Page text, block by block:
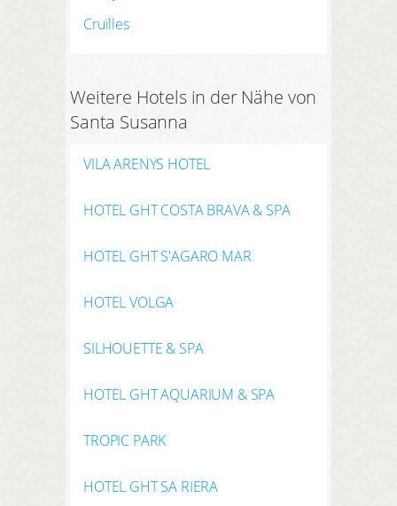
Cruïlles
Weitere Hotels in der Nähe von
Santa Susanna
VILA ARENYS HOTEL
HOTEL GHT COSTA BRAVA & SPA
HOTEL GHT S'AGARO MAR
HOTEL VOLGA
SILHOUETTE & SPA
HOTEL GHT AQUARIUM & SPA
TROPIC PARK
HOTEL GHT SA RIERA